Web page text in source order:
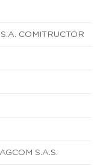
COMITRUCTOR
S.A.S.